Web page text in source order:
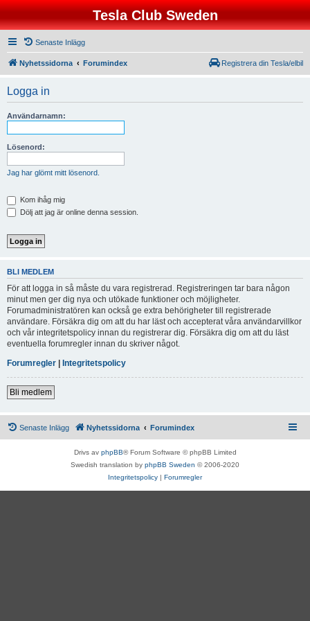
Tesla Club Sweden
Senaste Inlägg
Nyhetssidorna Forumindex Registrera din Tesla/elbil
Logga in
Användarnamn:
Lösenord:
Jag har glömt mitt lösenord.
Kom ihåg mig
Dölj att jag är online denna session.
BLI MEDLEM
För att logga in så måste du vara registrerad. Registreringen tar bara någon
minut men ger dig nya och utökade funktioner och möjligheter.
Forumadministratören kan också ge extra behörigheter till registrerade
användare. Försäkra dig om att du har läst och accepterat våra användarvillkor
och vår integritetspolicy innan du registrerar dig. Försäkra dig om att du läst
eventuella forumregler innan du skriver något.
Forumregler | Integritetspolicy
Bli medlem
Senaste Inlägg Nyhetssidorna Forumindex
Drivs av phpBB® Forum Software © phpBB Limited
Swedish translation by phpBB Sweden © 2006-2020
Integritetspolicy | Forumregler